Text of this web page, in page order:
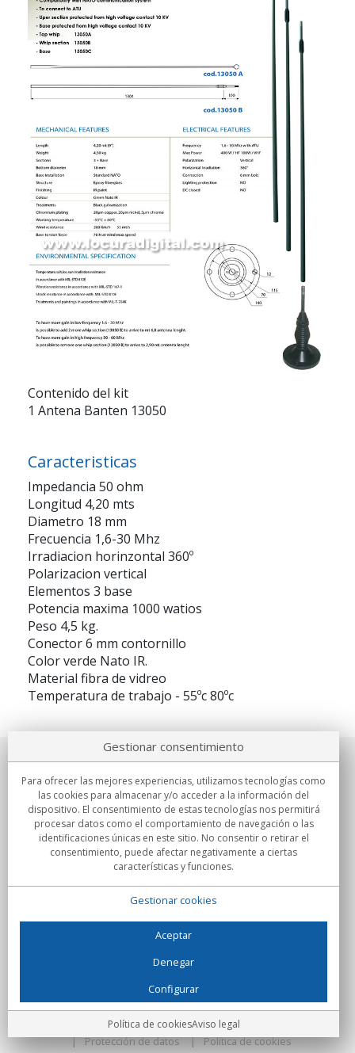
Contenido del kit
1 Antena Banten 13050
Caracteristicas
Impedancia 50 ohm
Longitud 4,20 mts
Diametro 18 mm
Frecuencia 1,6-30 Mhz
Irradiacion horinzontal 360º
Polarizacion vertical
Elementos 3 base
Potencia maxima 1000 watios
Peso 4,5 kg.
Conector 6 mm contornillo
Color verde Nato IR.
Material fibra de vidreo
Temperatura de trabajo - 55ºc 80ºc
Sobre nosotros
Compromisos
Compras
C/Flassaders, 13, Nave 6, 08130 Santa Perpètua de Mogoda
(Barcelona) - España
Locura Digital - Todos los derechos reservados
Protección de datos
Política de cookies
Gestionar consentimiento
Para ofrecer las mejores experiencias, utilizamos tecnologías como
las cookies para almacenar y/o acceder a la información del
dispositivo. El consentimiento de estas tecnologías nos permitirá
procesar datos como el comportamiento de navegación o las
identificaciones únicas en este sitio. No consentir o retirar el
consentimiento, puede afectar negativamente a ciertas
características y funciones.
Gestionar cookies
Aceptar
Denegar
Configurar
Política de cookiesAviso legal